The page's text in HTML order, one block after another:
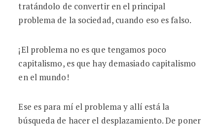
tratándolo de convertir en el principal
problema de la sociedad, cuando eso es falso.
¡El problema no es que tengamos poco
capitalismo, es que hay demasiado capitalismo
en el mundo!
Ese es para mí el problema y allí está la
búsqueda de hacer el desplazamiento. De poner